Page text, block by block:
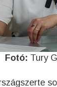
Fotó: Tury